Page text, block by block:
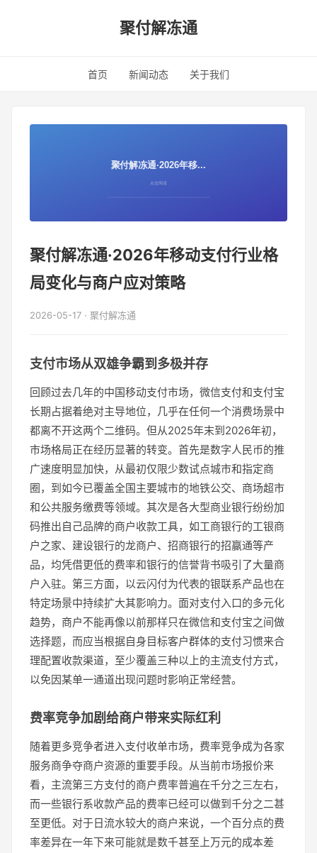
聚付解冻通
首页 新闻动态 关于我们
聚付解冻通·2026年移动支付行业格
局变化与商户应对策略
2026-05-17 · 聚付解冻通
支付市场从双雄争霸到多极并存
回顾过去几年的中国移动支付市场，微信支付和支付宝
长期占据着绝对主导地位，几乎在任何一个消费场景中
都离不开这两个二维码。但从2025年末到2026年初，
市场格局正在经历显著的转变。首先是数字人民币的推
广速度明显加快，从最初仅限少数试点城市和指定商
圈，到如今已覆盖全国主要城市的地铁公交、商场超市
和公共服务缴费等领域。其次是各大型商业银行纷纷加
码推出自己品牌的商户收款工具，如工商银行的工银商
户之家、建设银行的龙商户、招商银行的招赢通等产
品，均凭借更低的费率和银行的信誉背书吸引了大量商
户入驻。第三方面，以云闪付为代表的银联系产品也在
特定场景中持续扩大其影响力。面对支付入口的多元化
趋势，商户不能再像以前那样只在微信和支付宝之间做
选择题，而应当根据自身目标客户群体的支付习惯来合
理配置收款渠道，至少覆盖三种以上的主流支付方式，
以免因某单一通道出现问题时影响正常经营。
费率竞争加剧给商户带来实际红利
随着更多竞争者进入支付收单市场，费率竞争成为各家
服务商争夺商户资源的重要手段。从当前市场报价来
看，主流第三方支付的商户费率普遍在千分之三左右，
而一些银行系收款产品的费率已经可以做到千分之二甚
至更低。对于日流水较大的商户来说，一个百分点的费
率差异在一年下来可能就是数千甚至上万元的成本差